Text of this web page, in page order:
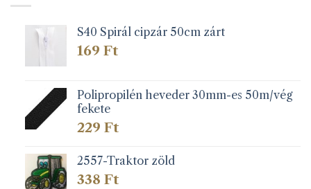
S40 Spirál cipzár 50cm zárt
169 Ft
Polipropilén heveder 30mm-es 50m/vég
fekete
229 Ft
2557-Traktor zöld
338 Ft